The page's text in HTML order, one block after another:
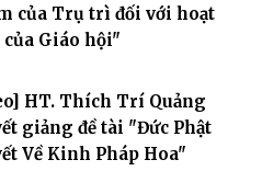
của Trụ trì đối với hoạt
của Giáo hội"
HT. Thích Trí Quảng
giảng đề tài "Đức Phật
Về Kinh Pháp Hoa"